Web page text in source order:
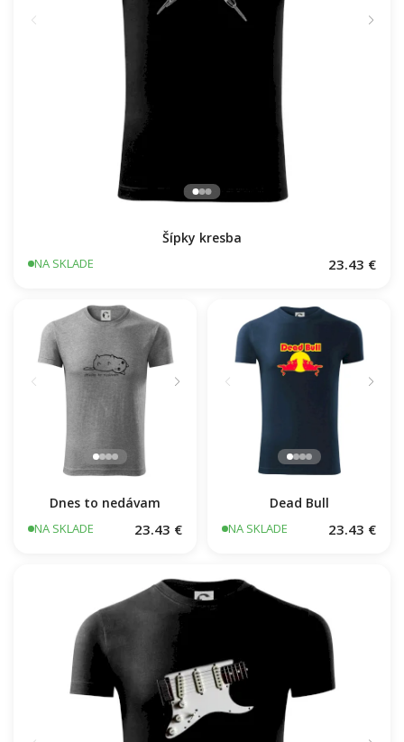
Šípky kresba
NA SKLADE 23.43 €
Dnes to nedávam
NA SKLADE 23.43 €
Dead Bull
23.43 €